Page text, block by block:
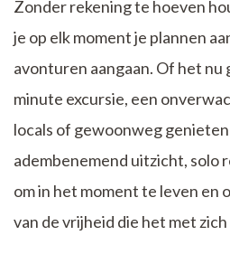
Zonder rekening te hoeven
je op elk moment je plannen
avonturen aangaan. Of het nu
minute excursie, een
locals of gewoonweg
adembenemend uitzicht, solo
om in het moment te leven en
van de vrijheid die het met